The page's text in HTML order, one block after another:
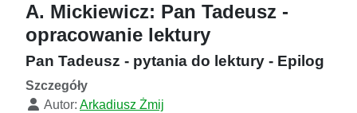
A. Mickiewicz: Pan Tadeusz -
opracowanie lektury
Pan Tadeusz - pytania do lektury - Epilog
Szczegóły
Autor: Arkadiusz Żmij